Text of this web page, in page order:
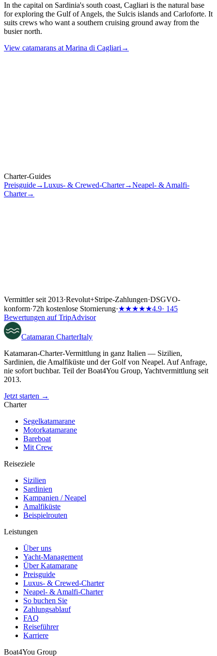
In the capital on Sardinia's south coast, Cagliari is the natural base
for exploring the Gulf of Angels, the Sulcis islands and Carloforte. It
suits crews who want a southern cruising ground away from the
busier north.
View catamarans at Marina di Cagliari →
Wann ist die beste Zeit für einen Charter auf Sardinien?
Ist Sardinien für Familien mit kleinen Kindern geeignet?+
Charter-Guides
Preisguide→Luxus- & Crewed-Charter→Neapel- & Amalfi-
Charter→
Vermittler seit 2013·Revolut+Stripe-Zahlungen·DSGVO-
konform·72h kostenlose Stornierung·★★★★★4.9· 145
Bewertungen auf TripAdvisor
Catamaran CharterItaly
Katamaran-Charter-Vermittlung in ganz Italien — Sizilien,
Sardinien, die Amalfiküste und der Golf von Neapel. Auf Anfrage,
nie sofort buchbar. Teil der Boat4You Group, Yachtvermittlung seit
2013.
Jetzt starten →
Charter
Segelkatamarane
Motorkatamarane
Bareboat
Mit Crew
Reiseziele
Sizilien
Sardinien
Kampanien / Neapel
Amalfiküste
Beispielrouten
Leistungen
Über uns
Yacht-Management
Über Katamarane
Preisguide
Luxus- & Crewed-Charter
Neapel- & Amalfi-Charter
So buchen Sie
Zahlungsablauf
FAQ
Reiseführer
Karriere
Boat4You Group